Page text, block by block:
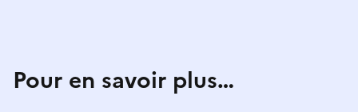
Pour en savoir plus…